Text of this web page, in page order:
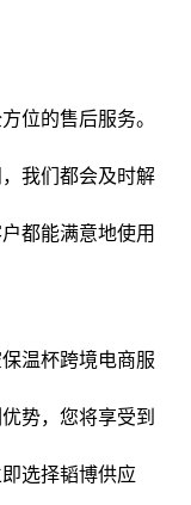
位的售后服务。
我们都会及时解
都能满意地使用
温杯跨境电商服
势，您将享受到
选择韬博供应